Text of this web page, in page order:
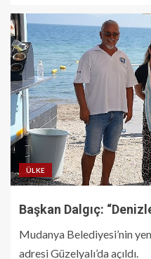
ÜLKE
Başkan Dalgıç:
Mudanya Belediyesi’nin
adresi Güzelyalı’da açıldı.